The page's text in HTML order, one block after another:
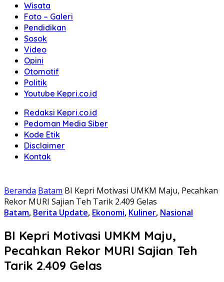
Wisata
Foto – Galeri
Pendidikan
Sosok
Video
Opini
Otomotif
Politik
Youtube Kepri.co.id
Redaksi Kepri.co.id
Pedoman Media Siber
Kode Etik
Disclaimer
Kontak
Beranda Batam BI Kepri Motivasi UMKM Maju, Pecahkan
Rekor MURI Sajian Teh Tarik 2.409 Gelas
Batam, Berita Update, Ekonomi, Kuliner, Nasional
BI Kepri Motivasi UMKM Maju,
Pecahkan Rekor MURI Sajian Teh
Tarik 2.409 Gelas